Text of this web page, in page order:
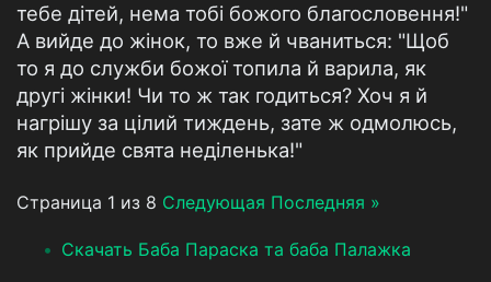
тебе дітей, нема тобі божого благословення!"
А вийде до жінок, то вже й чваниться: "Щоб
то я до служби божої топила й варила, як
другі жінки! Чи то ж так годиться? Хоч я й
нагрішу за цілий тиждень, зате ж одмолюсь,
як прийде свята неділенька!"
Страница 1 из 8 Следующая Последняя »
Скачать Баба Параска та баба Палажка